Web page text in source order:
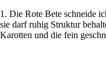
1. Die Rote Bete schneide
sie darf ruhig Struktur
Karotten und die fein